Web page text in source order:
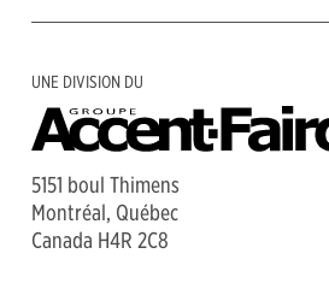
UNE DIVISION DU
5151 boul Thimens
Montréal, Québec
Canada H4R 2C8